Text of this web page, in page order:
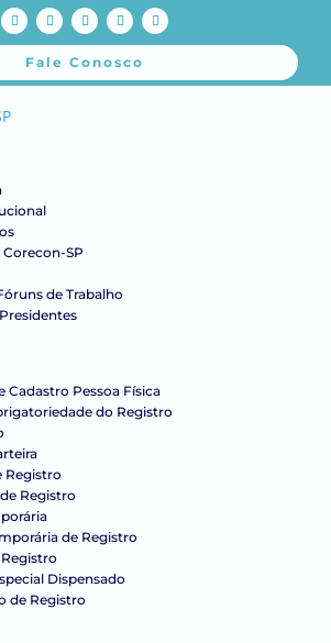
Fale Conosco
SP
de Trabalho
Cadastro Pessoa Física
do Registro
Registro
Registro
de Registro
Dispensado
de Registro